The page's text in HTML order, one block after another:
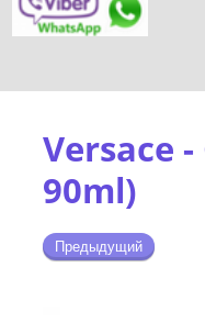
Versace
90ml)
Предыдущий